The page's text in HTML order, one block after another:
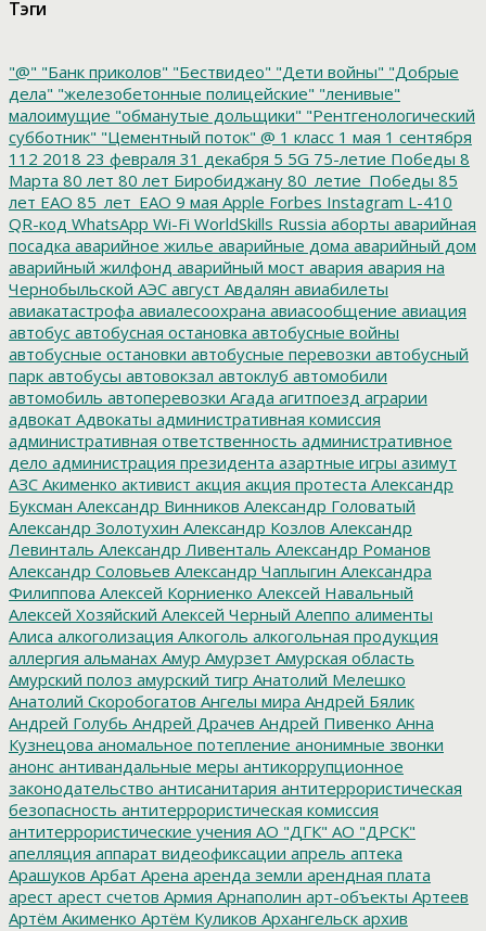
Тэги
"@" "Банк приколов" "Бествидео" "Дети войны" "Добрые
дела" "железобетонные полицейские" "ленивые"
малоимущие "обманутые дольщики" "Рентгенологический
субботник" "Цементный поток" @ 1 класс 1 мая 1 сентября
112 2018 23 февраля 31 декабря 5 5G 75-летие Победы 8
Марта 80 лет 80 лет Биробиджану 80_летие_Победы 85
лет ЕАО 85_лет_ЕАО 9 мая Apple Forbes Instagram L-410
QR-код WhatsApp Wi-Fi WorldSkills Russia аборты аварийная
посадка аварийное жилье аварийные дома аварийный дом
аварийный жилфонд аварийный мост авария авария на
Чернобыльской АЭС август Авдалян авиабилеты
авиакатастрофа авиалесоохрана авиасообщение авиация
автобус автобусная остановка автобусные войны
автобусные остановки автобусные перевозки автобусный
парк автобусы автовокзал автоклуб автомобили
автомобиль автоперевозки Агада агитпоезд аграрии
адвокат Адвокаты административная комиссия
административная ответственность административное
дело администрация президента азартные игры азимут
АЗС Акименко активист акция акция протеста Александр
Буксман Александр Винников Александр Головатый
Александр Золотухин Александр Козлов Александр
Левинталь Александр Ливенталь Александр Романов
Александр Соловьев Александр Чаплыгин Александра
Филиппова Алексей Корниенко Алексей Навальный
Алексей Хозяйский Алексей Черный Алеппо алименты
Алиса алкоголизация Алкоголь алкогольная продукция
аллергия альманах Амур Амурзет Амурская область
Амурский полоз амурский тигр Анатолий Мелешко
Анатолий Скоробогатов Ангелы мира Андрей Бялик
Андрей Голубь Андрей Драчев Андрей Пивенко Анна
Кузнецова аномальное потепление анонимные звонки
анонс антивандальные меры антикоррупционное
законодательство антисанитария антитеррористическая
безопасность антитеррористическая комиссия
антитеррористические учения АО "ДГК" АО "ДРСК"
апелляция аппарат видеофиксации апрель аптека
Арашуков Арбат Арена аренда земли арендная плата
арест арест счетов Армия Арнаполин арт-объекты Артеев
Артём Акименко Артём Куликов Архангельск архив